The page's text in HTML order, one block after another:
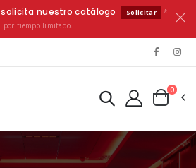
solicita nuestro catálogo Solicitar
*
por tiempo limitado.
0